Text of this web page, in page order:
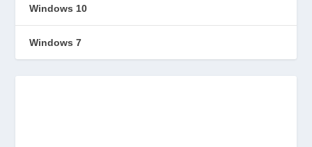
Windows 10
Windows 7